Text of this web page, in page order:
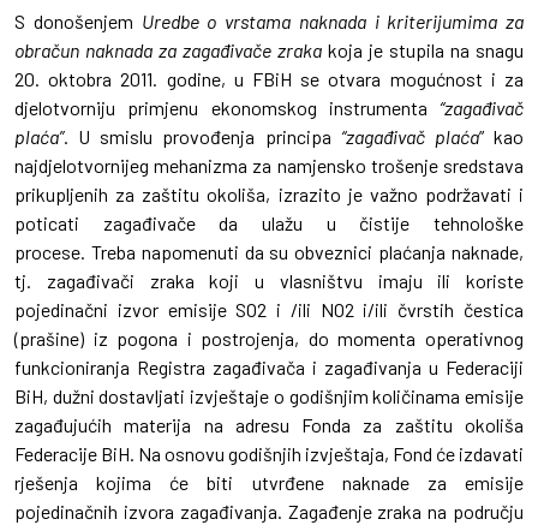
S donošenjem Uredbe o vrstama naknada i kriterijumima za
obračun naknada za zagađivače zraka koja je stupila na snagu
20. oktobra 2011. godine, u FBiH se otvara mogućnost i za
djelotvorniju primjenu ekonomskog instrumenta “zagađivač
plaća”. U smislu provođenja principa “zagađivač plaća” kao
najdjelotvornijeg mehanizma za namjensko trošenje sredstava
prikupljenih za zaštitu okoliša, izrazito je važno podržavati i
poticati zagađivače da ulažu u čistije tehnološke
procese. Treba napomenuti da su obveznici plaćanja naknade,
tj. zagađivači zraka koji u vlasništvu imaju ili koriste
pojedinačni izvor emisije SO2 i /ili NO2 i/ili čvrstih čestica
(prašine) iz pogona i postrojenja, do momenta operativnog
funkcioniranja Registra zagađivača i zagađivanja u Federaciji
BiH, dužni dostavljati izvještaje o godišnjim količinama emisije
zagađujućih materija na adresu Fonda za zaštitu okoliša
Federacije BiH. Na osnovu godišnjih izvještaja, Fond će izdavati
rješenja kojima će biti utvrđene naknade za emisije
pojedinačnih izvora zagađivanja. Zagađenje zraka na području